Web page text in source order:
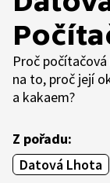
Proč
na to, proč její
a kakaem?
Z pořadu:
Datová Lhota